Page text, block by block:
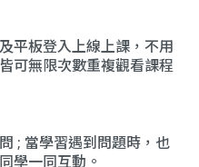
平板登入上線上課，不用
可無限次數重複觀看課程
; 當學習遇到問題時，也
學一同互動。